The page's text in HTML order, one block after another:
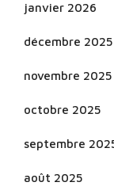
janvier 2026
décembre 2025
novembre 2025
octobre 2025
septembre
août 2025